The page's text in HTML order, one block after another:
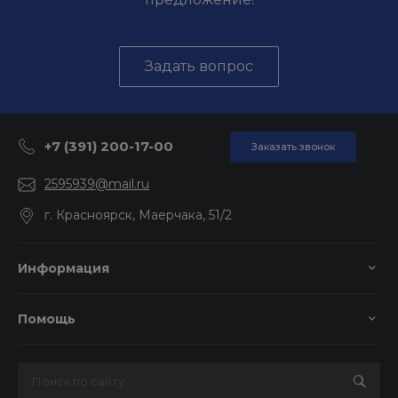
Задать вопрос
+7 (391) 200-17-00 Заказать звонок
2595939@mail.ru
г. Красноярск, Маерчака, 51/2
Информация
Помощь